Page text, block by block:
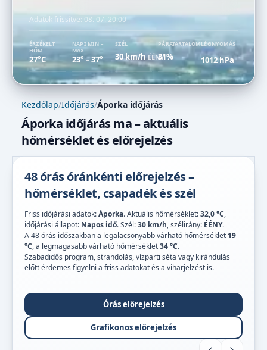
Adatok frissítve: 08. 07. 20:00
ÉRZÉKELT
HŐM.
27°C
NAPI MIN –
MAX
23° –37°
SZÉL
30 km/hÉÉNY
PÁRATARTALOM
31%
LÉGNYOMÁS
1012 hPa
Kezdőlap/Időjárás/Áporka időjárás
Áporka időjárás ma – aktuális
hőmérséklet és előrejelzés
48 órás óránkénti előrejelzés –
hőmérséklet, csapadék és szél
Friss időjárási adatok:Áporka. Aktuális hőmérséklet:32,0 °C,
időjárási állapot: Napos idő. Szél:30 km/h, szélirány: ÉÉNY.
A 48 órás időszakban a legalacsonyabb várható hőmérséklet 19
°C, a legmagasabb várható hőmérséklet34 °C.
Szabadidős program, strandolás, vízparti séta vagy kirándulás
előtt érdemes figyelni a friss adatokat és a viharjelzést is.
Órás előrejelzés
Grafikonos előrejelzés